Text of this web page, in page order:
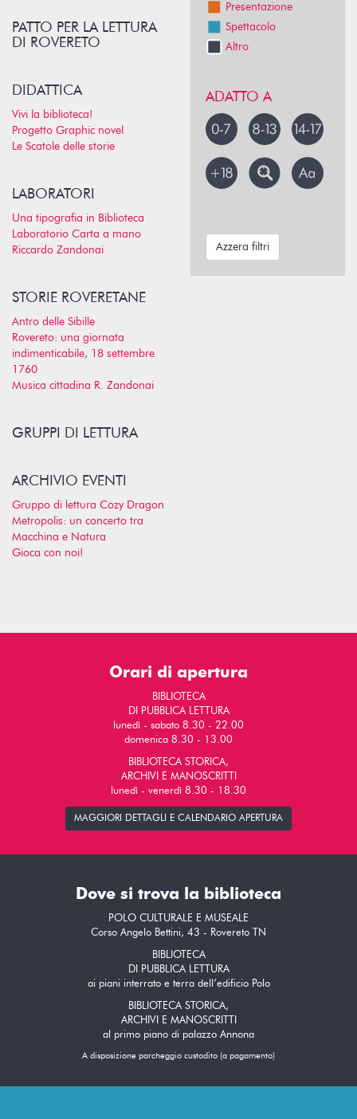
PATTO PER LA LETTURA
DI ROVERETO
DIDATTICA
Vivi la biblioteca!
Progetto Graphic novel
Le Scatole delle storie
LABORATORI
Una tipografia in Biblioteca
Laboratorio Carta a mano
Riccardo Zandonai
STORIE ROVERETANE
Antro delle Sibille
Rovereto: una giornata
indimenticabile, 18 settembre
1760
Musica cittadina R. Zandonai
GRUPPI DI LETTURA
ARCHIVIO EVENTI
Gruppo di lettura Cozy Dragon
Metropolis: un concerto tra
Macchina e Natura
Gioca con noi!
Presentazione
Spettacolo
Altro
ADATTO A
Azzera filtri
Orari di apertura
BIBLIOTECA
DI PUBBLICA LETTURA
lunedì - sabato 8.30 - 22.00
domenica 8.30 - 13.00
BIBLIOTECA STORICA,
ARCHIVI E MANOSCRITTI
lunedì - venerdì 8.30 - 18.30
MAGGIORI DETTAGLI E CALENDARIO APERTURA
Dove si trova la biblioteca
POLO CULTURALE E MUSEALE
Corso Angelo Bettini, 43 - Rovereto TN
BIBLIOTECA
DI PUBBLICA LETTURA
ai piani interrato e terra dell’edificio Polo
BIBLIOTECA STORICA,
ARCHIVI E MANOSCRITTI
al primo piano di palazzo Annona
A disposizione parcheggio custodito (a pagamento)